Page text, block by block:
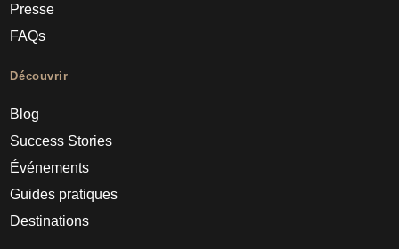
Presse
FAQs
Découvrir
Blog
Success Stories
Événements
Guides pratiques
Destinations